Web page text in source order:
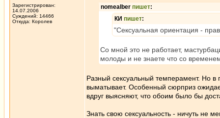
Зарегистрирован:
14.07.2006
Суждений: 14466
Откуда: Королев
nomealber пишет:
КИ пишет:
"Сексуальная ориентация -
Со мной это не работает,
молоды и не знаете что со
Разный сексуальный темперамент. Но в
выматывает. Особенный сюрприз
вдруг выясняют, что обоим было бы
Знать свою сексуальность - ничуть не